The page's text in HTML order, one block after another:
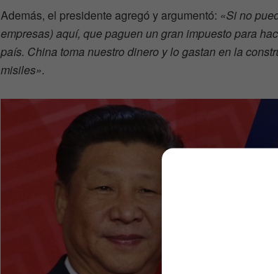
Además, el presidente agregó y argumentó: «Si no
empresas) aquí, que paguen un gran impuesto para
país. China toma nuestro dinero y lo gastan en la
misiles».